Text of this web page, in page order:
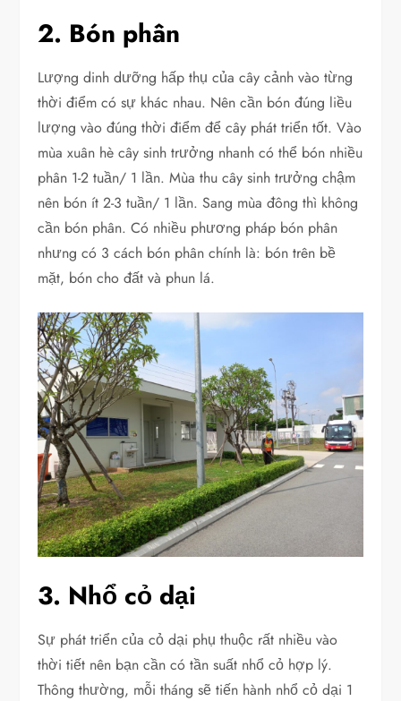
2. Bón phân
Lượng dinh dưỡng hấp thụ của cây cảnh vào từng
thời điểm có sự khác nhau. Nên cần bón đúng liều
lượng vào đúng thời điểm để cây phát triển tốt. Vào
mùa xuân hè cây sinh trưởng nhanh có thể bón nhiều
phân 1-2 tuần/ 1 lần. Mùa thu cây sinh trưởng chậm
nên bón ít 2-3 tuần/ 1 lần. Sang mùa đông thì không
cần bón phân. Có nhiều phương pháp bón phân
nhưng có 3 cách bón phân chính là: bón trên bề
mặt, bón cho đất và phun lá.
3. Nhổ cỏ dại
Sự phát triển của cỏ dại phụ thuộc rất nhiều vào
thời tiết nên bạn cần có tần suất nhổ cỏ hợp lý.
Thông thường, mỗi tháng sẽ tiến hành nhổ cỏ dại 1